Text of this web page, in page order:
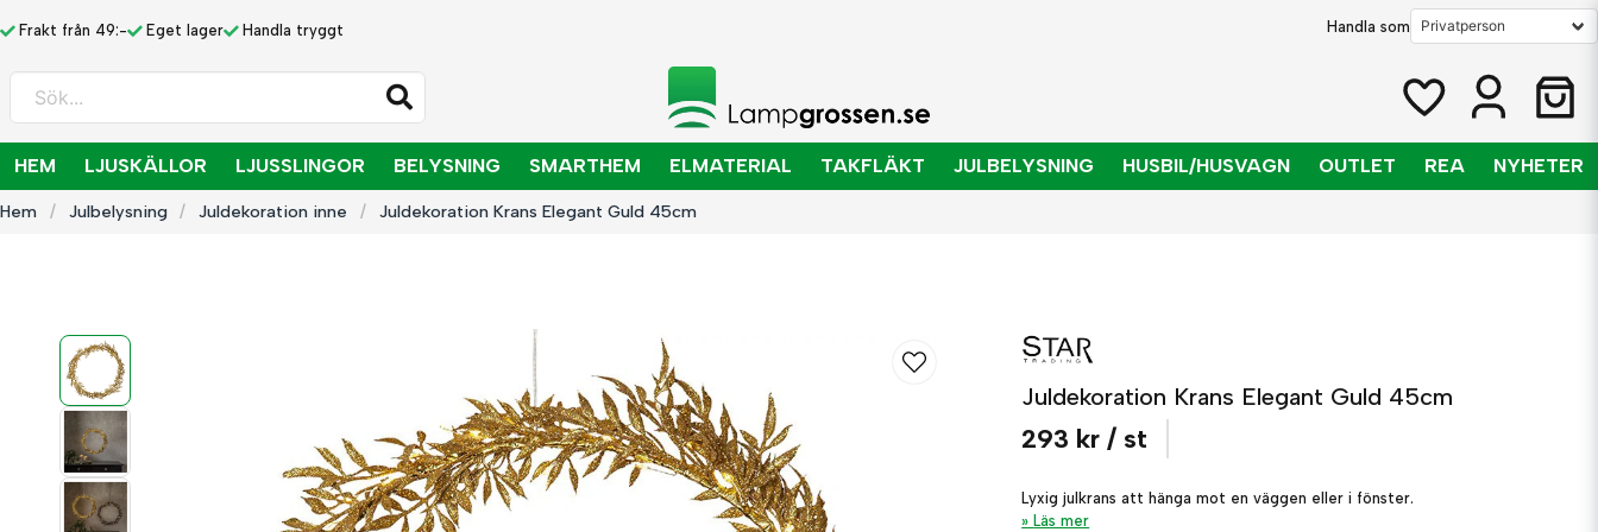
Frakt från 49:- Eget lager Handla tryggt Handla som
Sök...
HEM LJUSKÄLLOR LJUSSLINGOR BELYSNING SMARTHEM ELMATERIAL TAKFLÄKT JULBELYSNING HUSBIL/HUSVAGN OUTLET REA NYHETER
Hem Julbelysning Juldekoration inne Juldekoration Krans Elegant Guld 45cm
Juldekoration Krans Elegant Guld 45cm
293 kr / st
Lyxig julkrans att hänga mot en väggen eller i fönster.
Läs mer